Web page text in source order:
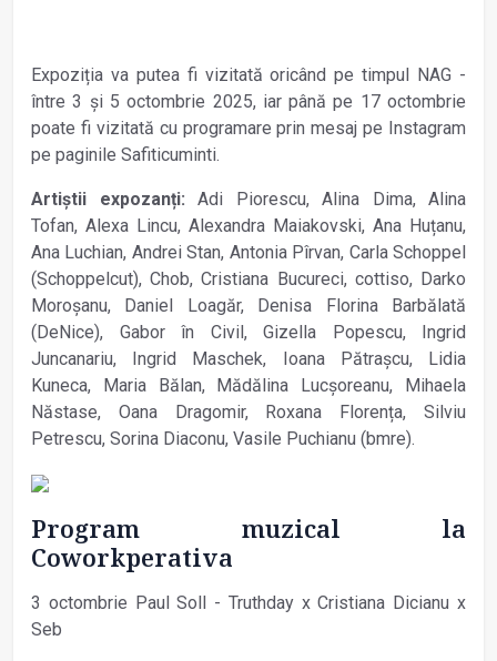
Expoziția va putea fi vizitată oricând pe timpul NAG -
între 3 și 5 octombrie 2025, iar până pe 17 octombrie
poate fi vizitată cu programare prin mesaj pe Instagram
pe paginile Safiticuminti.
Artiștii expozanți: Adi Piorescu, Alina Dima, Alina
Tofan, Alexa Lincu, Alexandra Maiakovski, Ana Huțanu,
Ana Luchian, Andrei Stan, Antonia Pîrvan, Carla Schoppel
(Schoppelcut), Chob, Cristiana Bucureci, cottiso, Darko
Moroșanu, Daniel Loagăr, Denisa Florina Barbălată
(DeNice), Gabor în Civil, Gizella Popescu, Ingrid
Juncanariu, Ingrid Maschek, Ioana Pătrașcu, Lidia
Kuneca, Maria Bălan, Mădălina Lucșoreanu, Mihaela
Năstase, Oana Dragomir, Roxana Florența, Silviu
Petrescu, Sorina Diaconu, Vasile Puchianu (bmre).
Program muzical la
Coworkperativa
3 octombrie Paul Soll - Truthday x Cristiana Dicianu x
Seb